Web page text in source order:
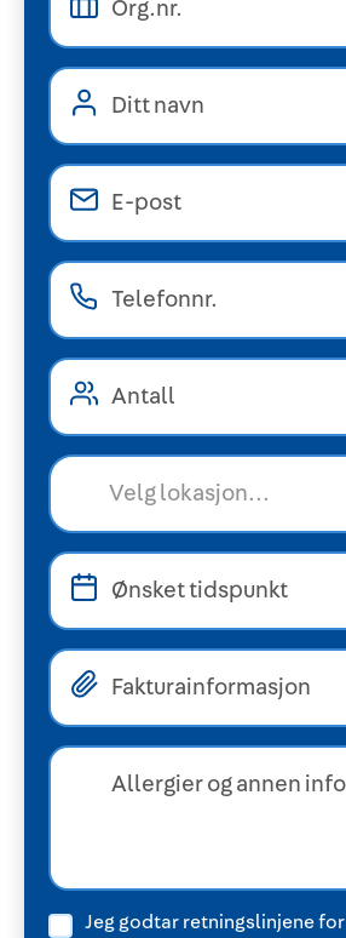
Jeg godtar retningslinjene for